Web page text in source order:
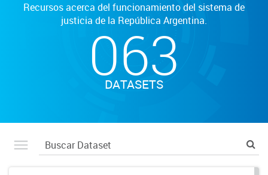
Recursos acerca del funcionamiento del sistema de
justicia de la República Argentina.
063
DATASETS